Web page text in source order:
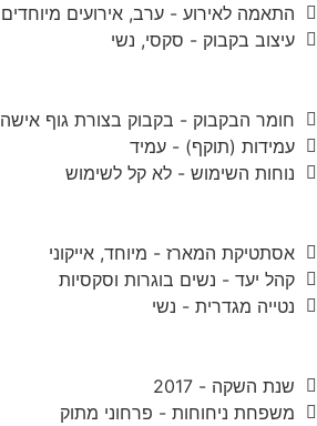
התאמה לאירוע - ערב, אירועים מיוחדים
עיצוב בקבוק - סקסי, נשי
חומר הבקבוק - בקבוק בצורת גוף אישה
עמידות (תוקף) - עמיד
נוחות השימוש - לא קל לשימוש
אסתטיקת המארז - מיוחד, אייקוני
קהל יעד - נשים בוגרות וסקסיות
נטייה מגדרית - נשי
שנת השקה - 2017
משפחת ניחוחות - פרחוני מתוק